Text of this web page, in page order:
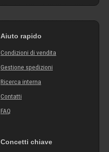
Aiuto rapido
Condizioni di vendita
Gestione spedizioni
Ricerca interna
Contatti
FAQ
Concetti chiave